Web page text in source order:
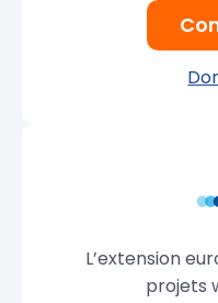
L’extension
projets